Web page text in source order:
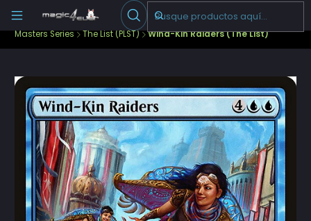
Escribenos
Cartas Sueltas Magic Ediciones Especiales
Masters Series The List (PLST) Wind-Kin Raiders (The List)